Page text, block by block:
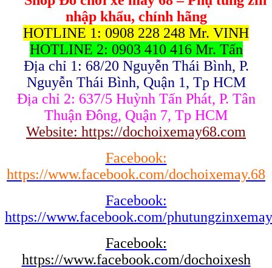
nhập khẩu, chính hãng
HOTLINE 1: 0908 228 248 Mr. VINH
HOTLINE 2: 0903 410 416 Mr. Tấn
Địa chỉ 1: 68/20 Nguyễn Thái Bình, P.
Nguyễn Thái Bình, Quận 1, Tp HCM
Địa chỉ 2: 637/5 Huỳnh Tấn Phát, P. Tân
Thuận Đông, Quận 7, Tp HCM
Website: https://dochoixemay68.com
Facebook:
https://www.facebook.com/dochoixemay.68
Facebook:
https://www.facebook.com/phutungzinxemay
Facebook:
https://www.facebook.com/dochoixesh